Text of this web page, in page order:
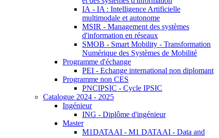
IA - IA : Intelligence Artificielle
multimodale et autonome
MSIR - Management des systèmes
d'information en réseaux
SMOB - Smart Mobility - Transformation
Numérique des Systèmes de Mobilité
Programme d'échange
PEI - Echange international non diplomant
Programme non CES
PNCIPSIC - Cycle IPSIC
Catalogue 2024 - 2025
Ingénieur
ING - Diplôme d'ingénieur
Master
M1DATAAI - M1 DATAAI - Data and